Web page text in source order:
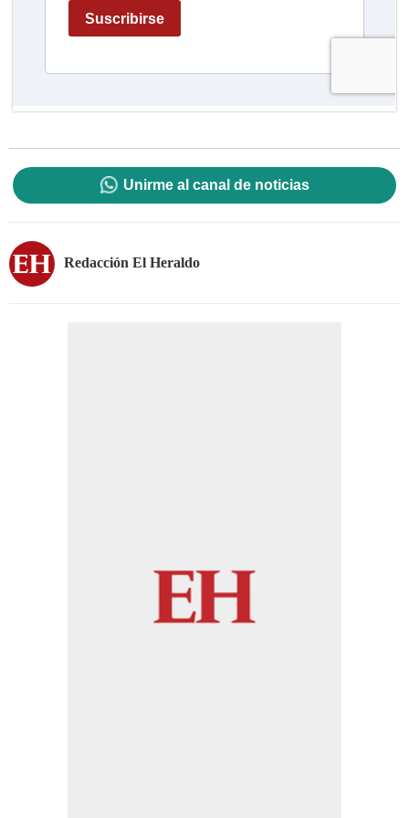
Unirme al canal de noticias
Redacción El Heraldo